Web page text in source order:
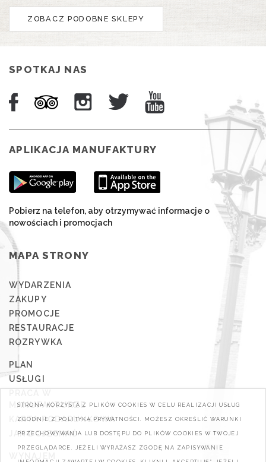
ZOBACZ PODOBNE SKLEPY
SPOTKAJ NAS
APLIKACJA MANUFAKTURY
Pobierz na telefon, aby otrzymywać informacje o
nowościach i promocjach
MAPA STRONY
WYDARZENIA
ZAKUPY
PROMOCJE
RESTAURACJE
ROZRYWKA
PLAN
USŁUGI
MANUFAKTURZE
KARTA PODARUNKOWA
JAK DOJECHAĆ
STRONA KORZYSTA Z PLIKÓW COOKIES W CELU REALIZACJI USŁUG
ZGODNIE Z POLITYKĄ PRYWATNOŚCI. MOŻESZ OKREŚLIĆ WARUNKI
PRZECHOWYWANIA LUB DOSTĘPU DO PLIKÓW COOKIES W TWOJEJ
PRZEGLĄDARCE. JEŻELI WYRAŻASZ ZGODĘ NA ZAPISYWANIE